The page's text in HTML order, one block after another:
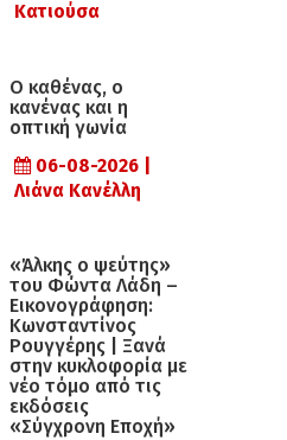
Κατιούσα
Ο καθένας, ο
κανένας και η
οπτική γωνία
06-08-2026 |
Λιάνα Κανέλλη
«Άλκης ο ψεύτης»
του Φώντα Λάδη –
Εικονογράφηση:
Κωνσταντίνος
Ρουγγέρης | Ξανά
στην κυκλοφορία με
νέο τόμο από τις
εκδόσεις
«Σύγχρονη Εποχή»